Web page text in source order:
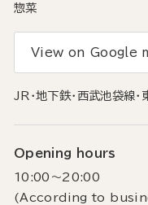
惣菜
View on Google
JR・地下鉄・西武池袋線
Opening hours
10:00～20:00
(According to